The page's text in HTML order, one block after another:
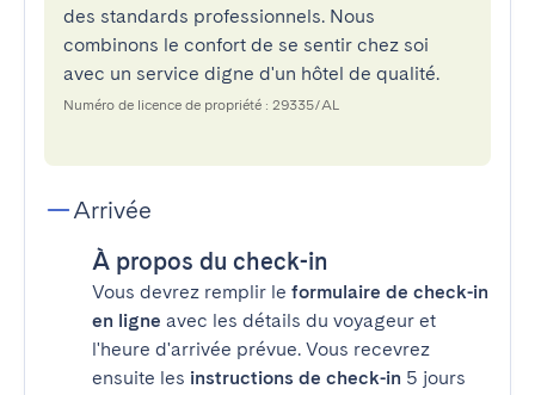
des standards professionnels. Nous
combinons le confort de se sentir chez soi
avec un service digne d'un hôtel de qualité.
Numéro de licence de propriété : 29335/AL
Arrivée
À propos du check-in
Vous devrez remplir le formulaire de check-in
en ligne avec les détails du voyageur et
l'heure d'arrivée prévue. Vous recevrez
ensuite les instructions de check-in 5 jours